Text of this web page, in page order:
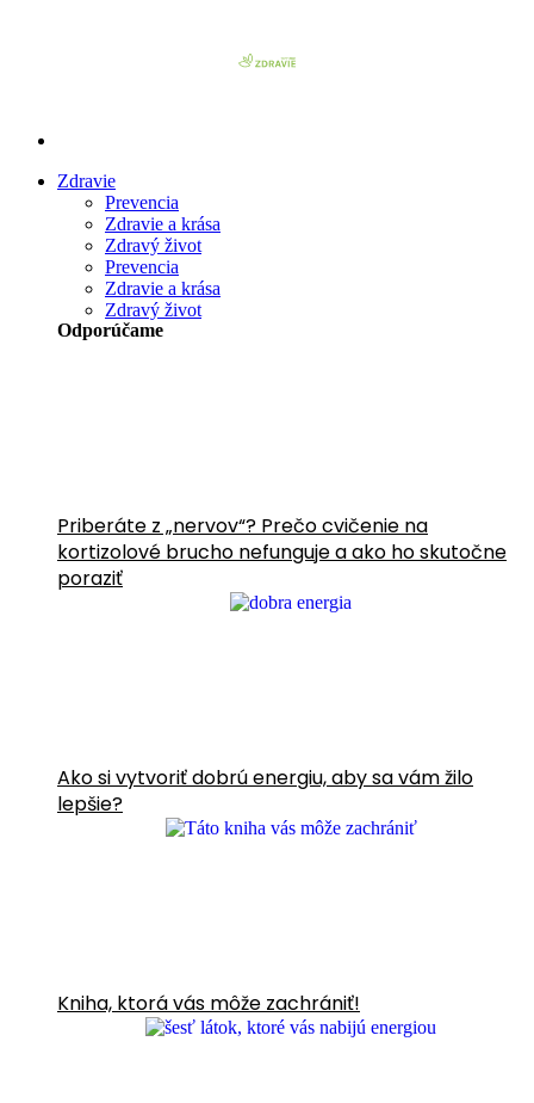
Zdravie
Prevencia
Zdravie a krása
Zdravý život
Prevencia
Zdravie a krása
Zdravý život
Odporúčame
Priberáte z „nervov“? Prečo cvičenie na
kortizolové brucho nefunguje a ako ho skutočne
poraziť
Ako si vytvoriť dobrú energiu, aby sa vám žilo
lepšie?
Kniha, ktorá vás môže zachrániť!